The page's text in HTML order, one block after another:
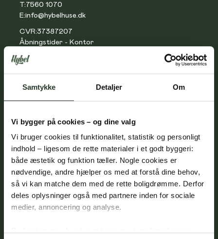
Samtykke Detaljer Om
Vi bygger på cookies – og dine valg
Vi bruger cookies til funktionalitet, statistik og personligt
indhold – ligesom de rette materialer i et godt byggeri:
både æstetik og funktion tæller. Nogle cookies er
nødvendige, andre hjælper os med at forstå dine behov,
så vi kan matche dem med de rette boligdrømme. Derfor
deles oplysninger også med partnere inden for sociale
medier, annoncering og analyse.
Blog & viden
Nyheder, anbefalinger og tips
T:7560 1070
E:info@hybelhuse.dk
CVR:37387207
Åbningstider - Kontor
Fredag: 8.00 - 15.00
Åbningstider - Showroom:
Efter aftale
Kolding (Fyn/Sønderjylland)
Kontor & showroom
Trianglen 24,
6000 Kolding
T:6260 1070
E:info@hybelhuse.dk
Åbningstider - Kontor
Fredag: 8.00 - 15.00